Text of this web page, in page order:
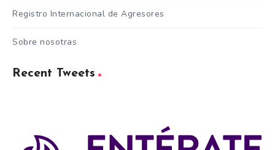
Registro Internacional de Agresores
Sobre nosotras
Recent Tweets